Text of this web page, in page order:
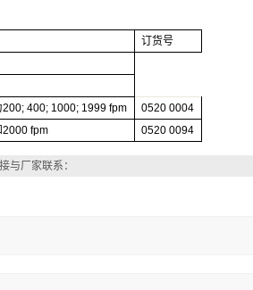
订货号
200; 400; 1000; 1999 fpm
0520 0004
2000 fpm 0520 0094
与厂家联系：